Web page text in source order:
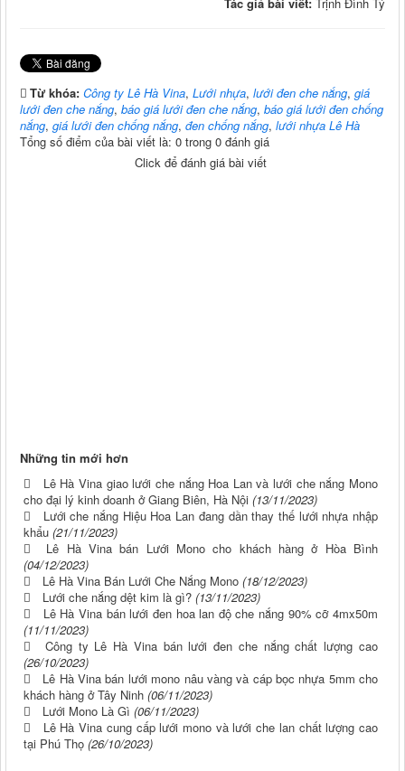
Từ khóa: Công ty Lê Hà Vina, Lưới nhựa, lưới đen che nắng, giá
lưới đen che nắng, báo giá lưới đen che nắng, báo giá lưới đen chống
nắng, giá lưới đen chống nắng, đen chống nắng, lưới nhựa Lê Hà
Tổng số điểm của bài viết là: 0 trong 0 đánh giá
Click để đánh giá bài viết
Những tin mới hơn
Lê Hà Vina giao lưới che nắng Hoa Lan và lưới che nắng Mono
cho đại lý kinh doanh ở Giang Biên, Hà Nội (13/11/2023)
Lưới che nắng Hiệu Hoa Lan đang dần thay thế lưới nhựa nhập
khẩu (21/11/2023)
Lê Hà Vina bán Lưới Mono cho khách hàng ở Hòa Bình
(04/12/2023)
Lê Hà Vina Bán Lưới Che Nắng Mono (18/12/2023)
Lưới che nắng dệt kim là gì? (13/11/2023)
Lê Hà Vina bán lưới đen hoa lan độ che nắng 90% cỡ 4mx50m
(11/11/2023)
Công ty Lê Hà Vina bán lưới đen che nắng chất lượng cao
(26/10/2023)
Lê Hà Vina bán lưới mono nâu vàng và cáp bọc nhựa 5mm cho
khách hàng ở Tây Ninh (06/11/2023)
Lưới Mono Là Gì (06/11/2023)
Lê Hà Vina cung cấp lưới mono và lưới che lan chất lượng cao
tại Phú Thọ (26/10/2023)